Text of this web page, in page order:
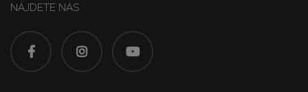
NÁJDETE NÁS